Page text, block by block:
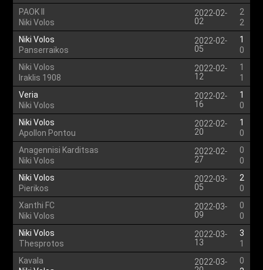
PAOK II
Niki Volos
2022-02-
02
2
2
Niki Volos
Panserraikos
2022-02-
05
1
0
Niki Volos
Iraklis 1908
2022-02-
12
1
1
Veria
Niki Volos
2022-02-
16
1
0
Niki Volos
Apollon Pontou
2022-02-
20
1
0
Anagennisi Karditsas
Niki Volos
2022-02-
27
0
0
Niki Volos
Pierikos
2022-03-
05
2
0
Xanthi FC
Niki Volos
2022-03-
09
0
0
Niki Volos
Thesprotos
2022-03-
13
3
1
Kavala
2022-03-
0